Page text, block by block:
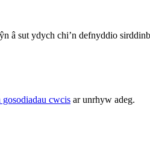
â sut ydych chi’n defnyddio
cwcis ar unrhyw adeg.